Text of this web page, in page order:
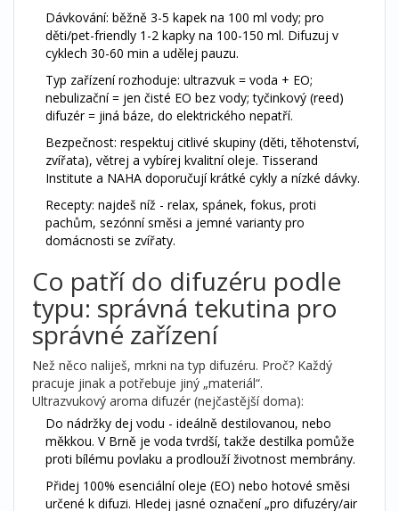
Dávkování: běžně 3-5 kapek na 100 ml vody; pro
děti/pet-friendly 1-2 kapky na 100-150 ml. Difuzuj v
cyklech 30-60 min a udělej pauzu.
Typ zařízení rozhoduje: ultrazvuk = voda + EO;
nebulizační = jen čisté EO bez vody; tyčinkový (reed)
difuzér = jiná báze, do elektrického nepatří.
Bezpečnost: respektuj citlivé skupiny (děti, těhotenství,
zvířata), větrej a vybírej kvalitní oleje. Tisserand
Institute a NAHA doporučují krátké cykly a nízké dávky.
Recepty: najdeš níž - relax, spánek, fokus, proti
pachům, sezónní směsi a jemné varianty pro
domácnosti se zvířaty.
Co patří do difuzéru podle
typu: správná tekutina pro
správné zařízení
Než něco naliješ, mrkni na typ difuzéru. Proč? Každý
pracuje jinak a potřebuje jiný „materiál“.
Ultrazvukový aroma difuzér (nejčastější doma):
Do nádržky dej vodu - ideálně destilovanou, nebo
měkkou. V Brně je voda tvrdší, takže destilka pomůže
proti bílému povlaku a prodlouží životnost membrány.
Přidej 100% esenciální oleje (EO) nebo hotové směsi
určené k difuzi. Hledej jasné označení „pro difuzéry/air